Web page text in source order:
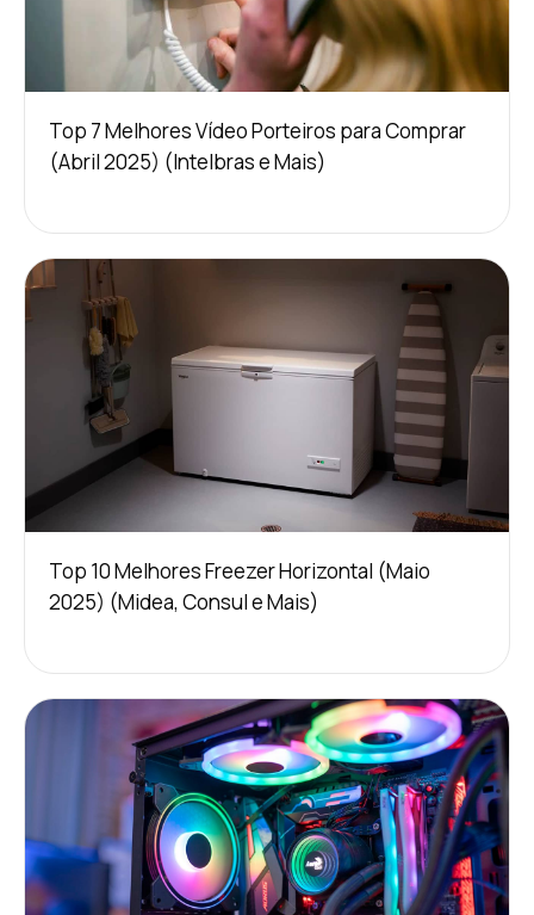
Top 7 Melhores Vídeo Porteiros para Comprar
(Abril 2025) (Intelbras e Mais)
Top 10 Melhores Freezer Horizontal (Maio
2025) (Midea, Consul e Mais)